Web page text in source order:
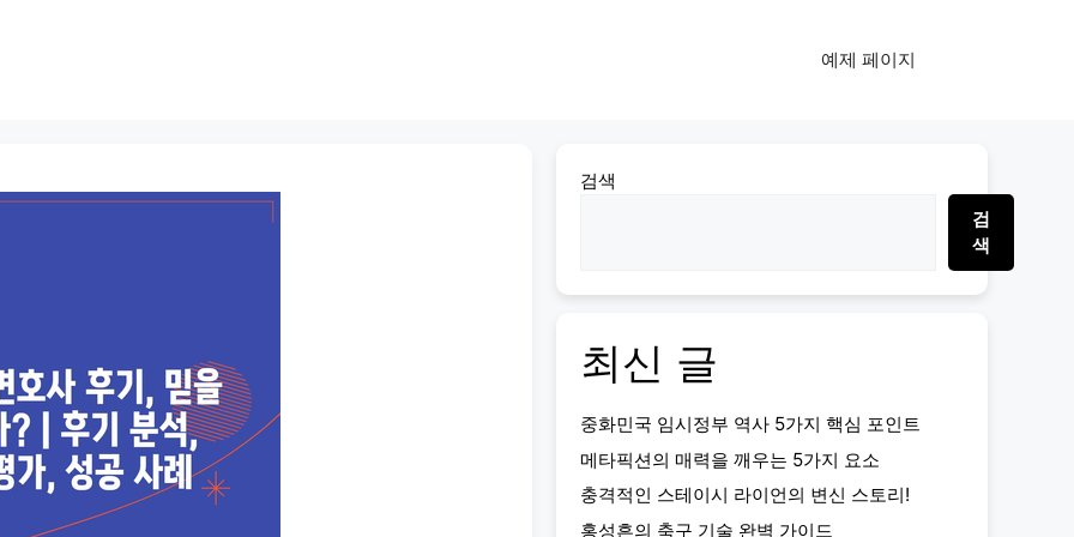
예제 페이지
검색
검
색
최신 글
중화민국 임시정부 역사 5가지 핵심 포인트
메타픽션의 매력을 깨우는 5가지 요소
충격적인 스테이시 라이언의 변신 스토리!
홍성흔의 축구 기술 완벽 가이드